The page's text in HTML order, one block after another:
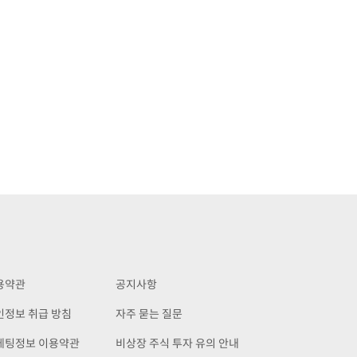
약관
정보 취급 방침
팅정보 이용약관
공지사항
자주 묻는 질문
비상장 주식 투자 유의 안내